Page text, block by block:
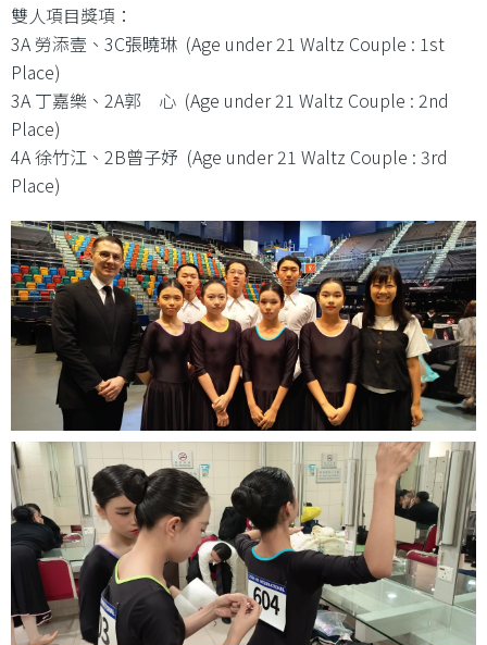
雙人項目獎項：
3A 勞添壹、3C張曉琳 (Age under 21 Waltz Couple : 1st
Place)
3A 丁嘉樂、2A郭 心 (Age under 21 Waltz Couple : 2nd
Place)
4A 徐竹江、2B曾子妤 (Age under 21 Waltz Couple : 3rd
Place)